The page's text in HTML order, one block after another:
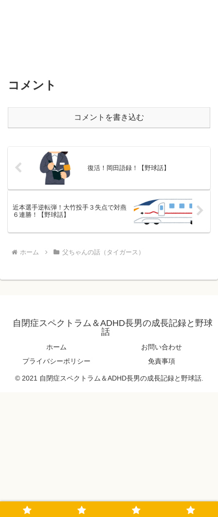
コメント
コメントを書き込む
復活！岡田語録！【野球話】
近本選手逆転弾！大竹投手３失点で対燕
６連勝！【野球話】
ホーム 父ちゃんの話（タイガース）
自閉症スペクトラム＆ADHD長男の成長記録と野球
話
ホーム
お問い合わせ
プライバシーポリシー
免責事項
© 2021 自閉症スペクトラム＆ADHD長男の成長記録と野球話.